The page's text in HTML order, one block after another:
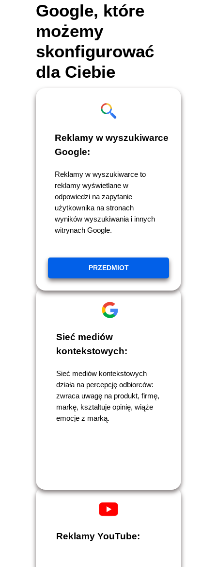
Reklamy YouTube:
Sieć mediów
kontekstowych:
Sieć mediów kontekstowych
działa na percepcję odbiorców:
zwraca uwagę na produkt, firmę,
markę, kształtuje opinię, wiąże
emocje z marką.
PRZEDMIOT
Reklamy w wyszukiwarce to
reklamy wyświetlane w
odpowiedzi na zapytanie
użytkownika na stronach
wyników wyszukiwania i innych
witrynach Google.
Reklamy w wyszukiwarce
Google:
Google, które
możemy
skonfigurować
dla Ciebie